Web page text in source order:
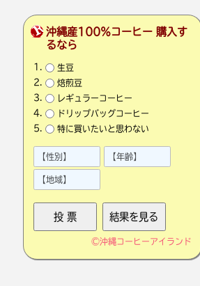
沖縄産100％コーヒー 購入す
るなら
生豆
焙煎豆
レギュラーコーヒー
ドリップバッグコーヒー
特に買いたいと思わない
©沖縄コーヒーアイランド